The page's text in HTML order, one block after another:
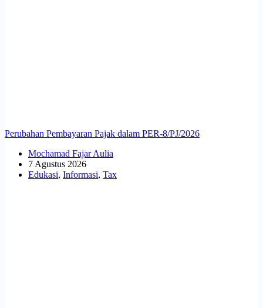
Perubahan Pembayaran Pajak dalam PER-8/PJ/2026
Mochamad Fajar Aulia
7 Agustus 2026
Edukasi, Informasi, Tax